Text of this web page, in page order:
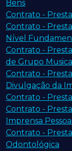
Bens
Contrato -
Contrato -
Nível
Contrato -
de Grupo Musical
Contrato -
Divulgação da
Contrato -
Contrato -
Imprensa
Contrato -
Odontológica